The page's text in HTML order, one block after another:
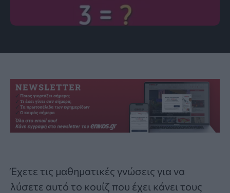
Έχετε τις μαθηματικές γνώσεις για να
λύσετε αυτό το κουίζ που έχει κάνει τους